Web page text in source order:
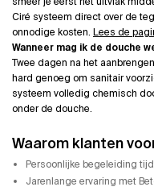
Ciré systeem direct over de
onnodige kosten. Lees de
Wanneer mag ik de douche
Twee dagen na het
hard genoeg om sanitair
systeem volledig chemisch
onder de douche.
Waarom klanten
Persoonlijke begeleiding
Jarenlange ervaring met